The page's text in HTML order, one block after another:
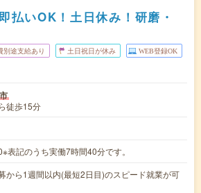
払いOK！土日休み！研磨・
別途支給あり 土日祝日が休み WEB登録OK
徒歩15分
表記のうち実働7時間40分です。
から1週間以内(最短2日目)のスピード就業が可